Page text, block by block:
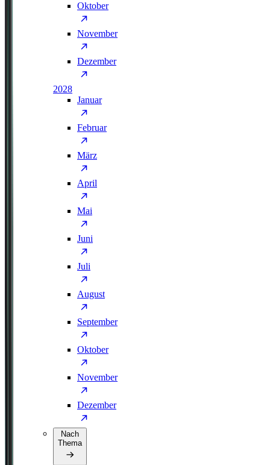
Oktober
November
Dezember
2028
Januar
Februar
März
April
Mai
Juni
Juli
August
September
Oktober
November
Dezember
Nach
Thema